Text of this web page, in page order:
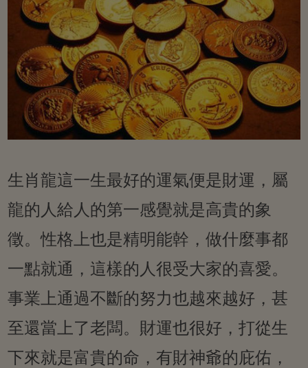
生肖龍這一生最好的運氣便是財運，屬
龍的人給人的第一感覺就是高貴的象
徵。性格上也是精明能幹，做什麼事都
一點就通，這樣的人很受大家的喜愛。
事業上通過不斷的努力也越來越好，甚
至還當上了老闆。財運也很好，打從生
下來就是富貴的命，有財神爺的庇佑，